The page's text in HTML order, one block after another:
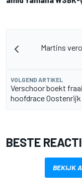
Martins
VOLGEND ARTIKEL
Verschoor boekt
hoofdrace Oostenrijk
BESTE
BEKIJK